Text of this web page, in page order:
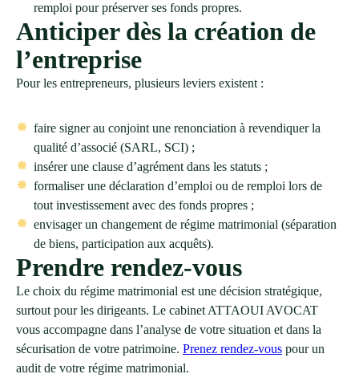
remploi pour préserver ses fonds propres.
Anticiper dès la création de
l’entreprise
Pour les entrepreneurs, plusieurs leviers existent :
faire signer au conjoint une renonciation à revendiquer la
qualité d’associé (SARL, SCI) ;
insérer une clause d’agrément dans les statuts ;
formaliser une déclaration d’emploi ou de remploi lors de
tout investissement avec des fonds propres ;
envisager un changement de régime matrimonial (séparation
de biens, participation aux acquêts).
Prendre rendez-vous
Le choix du régime matrimonial est une décision stratégique,
surtout pour les dirigeants. Le cabinet ATTAOUI AVOCAT
vous accompagne dans l’analyse de votre situation et dans la
sécurisation de votre patrimoine. Prenez rendez-vous pour un
audit de votre régime matrimonial.